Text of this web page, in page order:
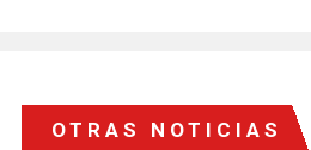
OTRAS NOTICIAS